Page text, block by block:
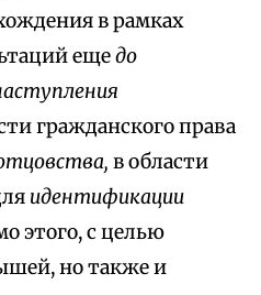
в рамках
ещедо
гражданского права
в области
идентификации
этого, с целью
но также и